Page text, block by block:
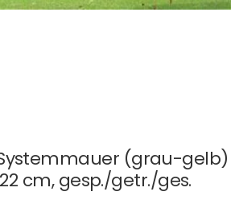
(grau-gelb)
22 cm, gesp./getr./ges.